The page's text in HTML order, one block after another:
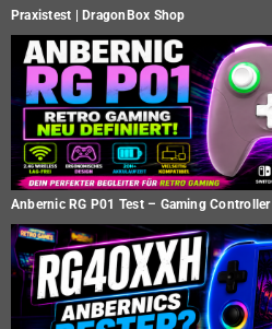
Praxistest | DragonBox Shop
Anbernic RG P01 Test – Gaming